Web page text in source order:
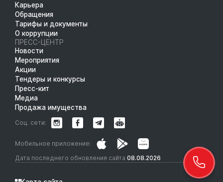
Карьера
Обращения
Тарифы и документы
О коррупции
ПРЕСС-ЦЕНТР
Новости
Мероприятия
Акции
Тендеры и конкурсы
Пресс-кит
Медиа
Продажа имущества
Дата последнего обновления сайта 08.08.2026
Мобильное приложение:
Соц. сети: